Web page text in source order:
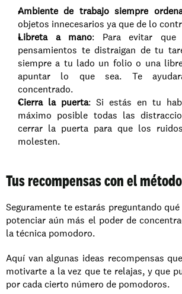
Ambiente de trabajo siempre
objetos innecesarios ya que de lo
Libreta a mano: Para evitar que
pensamientos te distraigan de tu
siempre a tu lado un folio o una
apuntar lo que sea. Te
concentrado.
Cierra la puerta: Si estás en tu
máximo posible todas las
cerrar la puerta para que los
molesten.
Tus recompensas con el
Seguramente te estarás preguntando
potenciar aún más el poder de
la técnica pomodoro.
Aquí van algunas ideas recompensas
motivarte a la vez que te relajas, y que
por cada cierto número de pomodoros.